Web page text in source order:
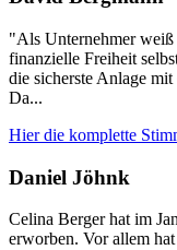
"Als Unternehmer
finanzielle Freiheit
die sicherste Anlage
Da...
Hier die komplette
Daniel Jöhnk
Celina Berger hat im
erworben. Vor allem